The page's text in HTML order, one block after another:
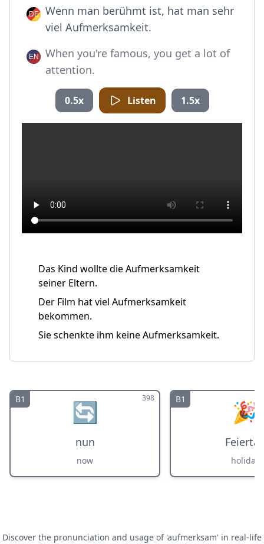
Wenn man berühmt ist, hat man sehr
viel Aufmerksamkeit.
When you're famous, you get a lot of
attention.
0.5x Listen 1.5x
Das Kind wollte die Aufmerksamkeit
seiner Eltern.
Der Film hat viel Aufmerksamkeit
bekommen.
Sie schenkte ihm keine Aufmerksamkeit.
B1 398
🔄
nun
now
B1 🎉
holiday
Discover the pronunciation and usage of 'aufmerksam' in real-life